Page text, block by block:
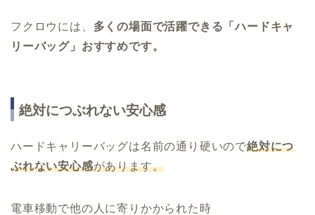
フクロウには、 多くの場面で活躍できる「ハードキャ
リーバッグ」おすすめです。
絶対につぶれない安心感
ハードキャリーバッグは名前の通り硬いので絶対につ
ぶれない安心感があります。
電車移動で他の人に寄りかかられた時